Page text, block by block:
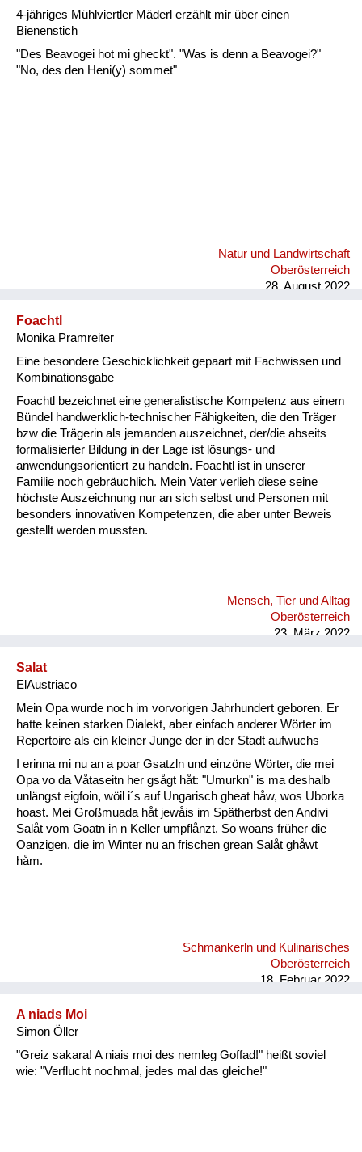
4-jähriges Mühlviertler Mäderl erzählt mir über einen
Bienenstich
"Des Beavogei hot mi gheckt". "Was is denn a Beavogei?"
"No, des den Heni(y) sommet"
Natur und Landwirtschaft
Oberösterreich
28. August 2022
Foachtl
Monika Pramreiter
Eine besondere Geschicklichkeit gepaart mit Fachwissen und
Kombinationsgabe
Foachtl bezeichnet eine generalistische Kompetenz aus einem
Bündel handwerklich-technischer Fähigkeiten, die den Träger
bzw die Trägerin als jemanden auszeichnet, der/die abseits
formalisierter Bildung in der Lage ist lösungs- und
anwendungsorientiert zu handeln. Foachtl ist in unserer
Familie noch gebräuchlich. Mein Vater verlieh diese seine
höchste Auszeichnung nur an sich selbst und Personen mit
besonders innovativen Kompetenzen, die aber unter Beweis
gestellt werden mussten.
Mensch, Tier und Alltag
Oberösterreich
23. März 2022
Salat
ElAustriaco
Mein Opa wurde noch im vorvorigen Jahrhundert geboren. Er
hatte keinen starken Dialekt, aber einfach anderer Wörter im
Repertoire als ein kleiner Junge der in der Stadt aufwuchs
I erinna mi nu an a poar Gsatzln und einzöne Wörter, die mei
Opa vo da Våtaseitn her gsågt håt: "Umurkn" is ma deshalb
unlängst eigfoin, wöil i´s auf Ungarisch gheat håw, wos Uborka
hoast. Mei Großmuada håt jewåis im Spätherbst den Andivi
Salåt vom Goatn in n Keller umpflånzt. So woans früher die
Oanzigen, die im Winter nu an frischen grean Salåt ghåwt
håm.
Schmankerln und Kulinarisches
Oberösterreich
18. Februar 2022
A niads Moi
Simon Öller
"Greiz sakara! A niais moi des nemleg Goffad!" heißt soviel
wie: "Verflucht nochmal, jedes mal das gleiche!"